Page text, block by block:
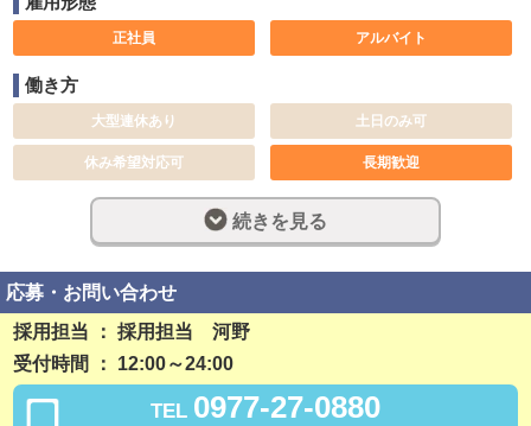
正社員 アルバイト
働き方
大型連休あり 土日のみ可
休み希望対応可 長期歓迎
週休2日制 完全週休2日制
フルタイム 社員登用制度あり
残業なし
稼ぎ方
日払い可
資格手当あり
続きを見る
応募・お問い合わせ
採用担当 ： 採用担当 河野
受付時間 ： 12:00～24:00
TEL 0977-27-0880